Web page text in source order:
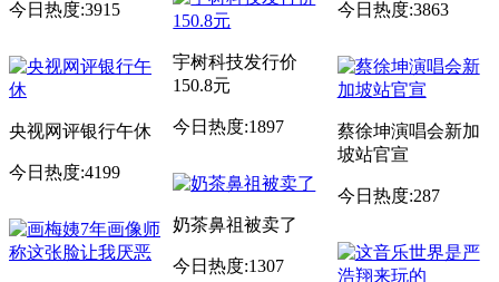
今日热度:3915
央视网评银行午休
今日热度:4199
宇树科技发行价
150.8元
今日热度:1897
奶茶鼻祖被卖了
今日热度:1307
今日热度:3863
蔡徐坤演唱会新加
坡站官宣
今日热度:287